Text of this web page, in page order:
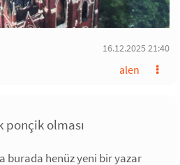
16.12.2025 21:40
alen
ponçik olması
burada henüz yeni bir yazar